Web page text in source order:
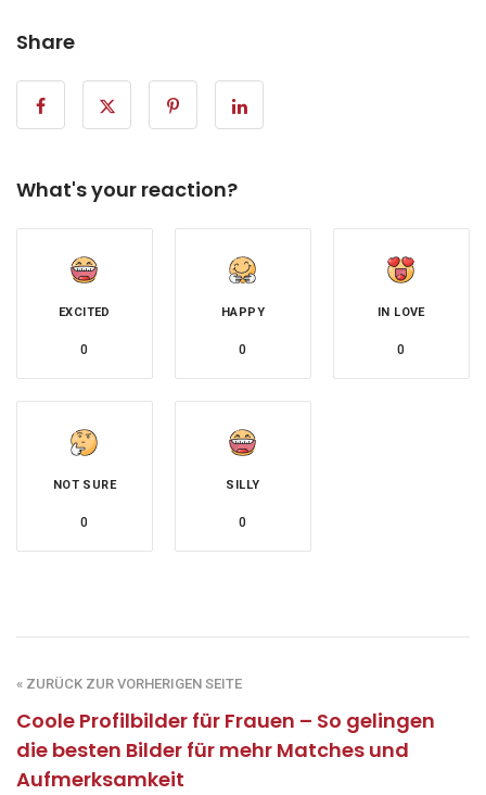
Share
What's your reaction?
EXCITED
0
HAPPY
0
IN LOVE
0
NOT SURE
0
SILLY
0
« ZURÜCK ZUR VORHERIGEN SEITE
Coole Profilbilder für Frauen – So gelingen
die besten Bilder für mehr Matches und
Aufmerksamkeit